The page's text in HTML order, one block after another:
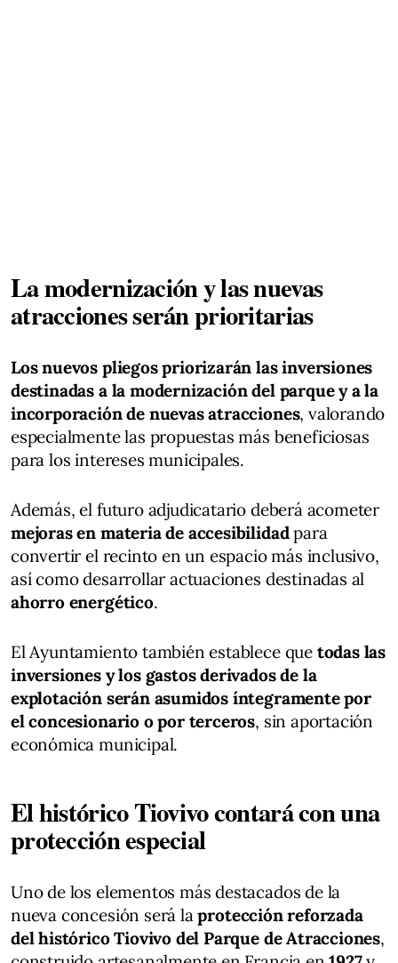
La modernización y las nuevas
atracciones serán prioritarias
Los nuevos pliegos priorizarán las inversiones
destinadas a la modernización del parque y a la
incorporación de nuevas atracciones, valorando
especialmente las propuestas más beneficiosas
para los intereses municipales.
Además, el futuro adjudicatario deberá acometer
mejoras en materia de accesibilidadpara
convertir el recinto en un espacio más inclusivo,
así como desarrollar actuaciones destinadas al
ahorro energético.
El Ayuntamiento también establece que todas las
inversiones y los gastos derivados de la
explotación serán asumidos íntegramente por
el concesionario o por terceros, sin aportación
económica municipal.
El histórico Tiovivo contará con una
protección especial
Uno de los elementos más destacados de la
nueva concesión será laprotección reforzada
del histórico Tiovivo del Parque de Atracciones,